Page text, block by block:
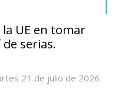
TQ0jm5C9zH
January 14,
UE en tomar
serias.
21 de julio de 2026